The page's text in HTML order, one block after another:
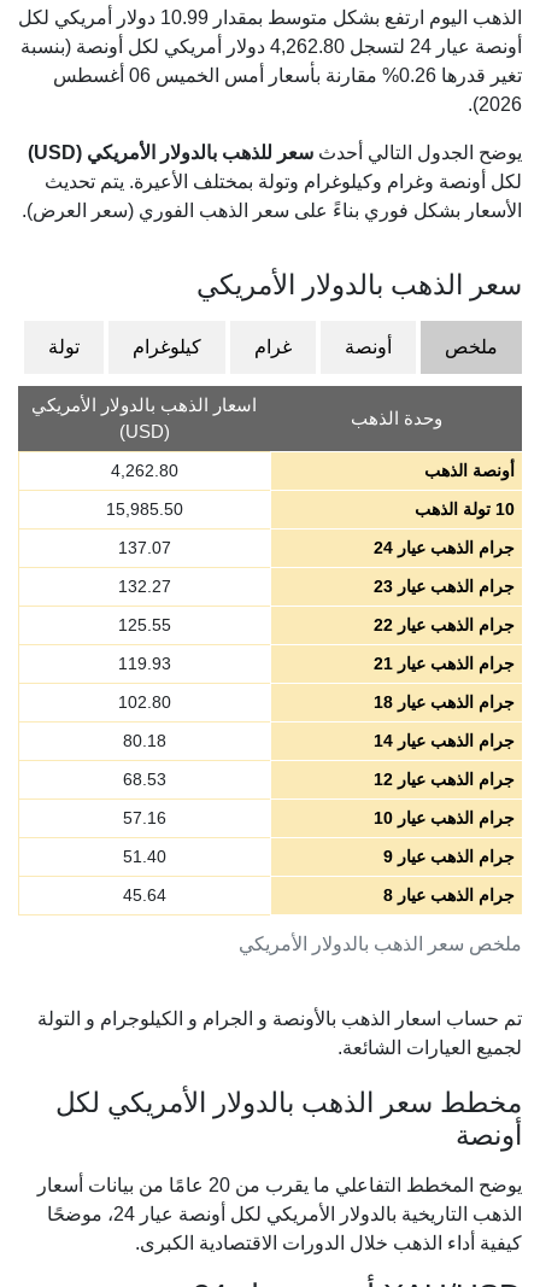
الذهب اليوم ارتفع بشكل متوسط بمقدار 10.99 دولار أمريكي لكل
أونصة عيار 24 لتسجل 4,262.80 دولار أمريكي لكل أونصة (بنسبة
تغير قدرها 0.26% مقارنة بأسعار أمس الخميس 06 أغسطس
2026).
يوضح الجدول التالي أحدث سعر للذهب بالدولار الأمريكي (USD)
لكل أونصة وغرام وكيلوغرام وتولة بمختلف الأعيرة. يتم تحديث
الأسعار بشكل فوري بناءً على سعر الذهب الفوري (سعر العرض).
سعر الذهب بالدولار الأمريكي
ملخص أونصة غرام كيلوغرام تولة
ملخص سعر الذهب بالدولار الأمريكي
وحدة الذهب
اسعار الذهب بالدولار الأمريكي
(USD)
أونصة الذهب
4,262.80
10 تولة الذهب
15,985.50
جرام الذهب عيار 24
137.07
جرام الذهب عيار 23
132.27
جرام الذهب عيار 22
125.55
جرام الذهب عيار 21
119.93
جرام الذهب عيار 18
102.80
جرام الذهب عيار 14
80.18
جرام الذهب عيار 12
68.53
جرام الذهب عيار 10
57.16
جرام الذهب عيار 9
51.40
جرام الذهب عيار 8
45.64
تم حساب اسعار الذهب بالأونصة و الجرام و الكيلوجرام و التولة
لجميع العيارات الشائعة.
مخطط سعر الذهب بالدولار الأمريكي لكل
أونصة
يوضح المخطط التفاعلي ما يقرب من 20 عامًا من بيانات أسعار
الذهب التاريخية بالدولار الأمريكي لكل أونصة عيار 24، موضحًا
كيفية أداء الذهب خلال الدورات الاقتصادية الكبرى.